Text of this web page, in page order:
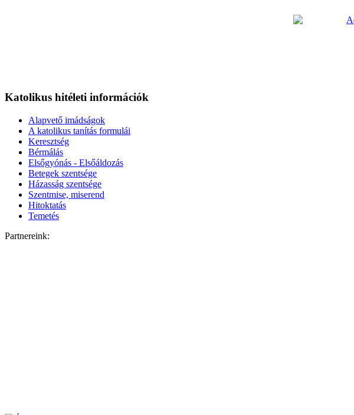
Katolikus hitéleti információk
Alapvető imádságok
A katolikus tanítás formulái
Keresztség
Bérmálás
Elsőgyónás - Elsőáldozás
Betegek szentsége
Házasság szentsége
Szentmise, miserend
Hitoktatás
Temetés
Partnereink: